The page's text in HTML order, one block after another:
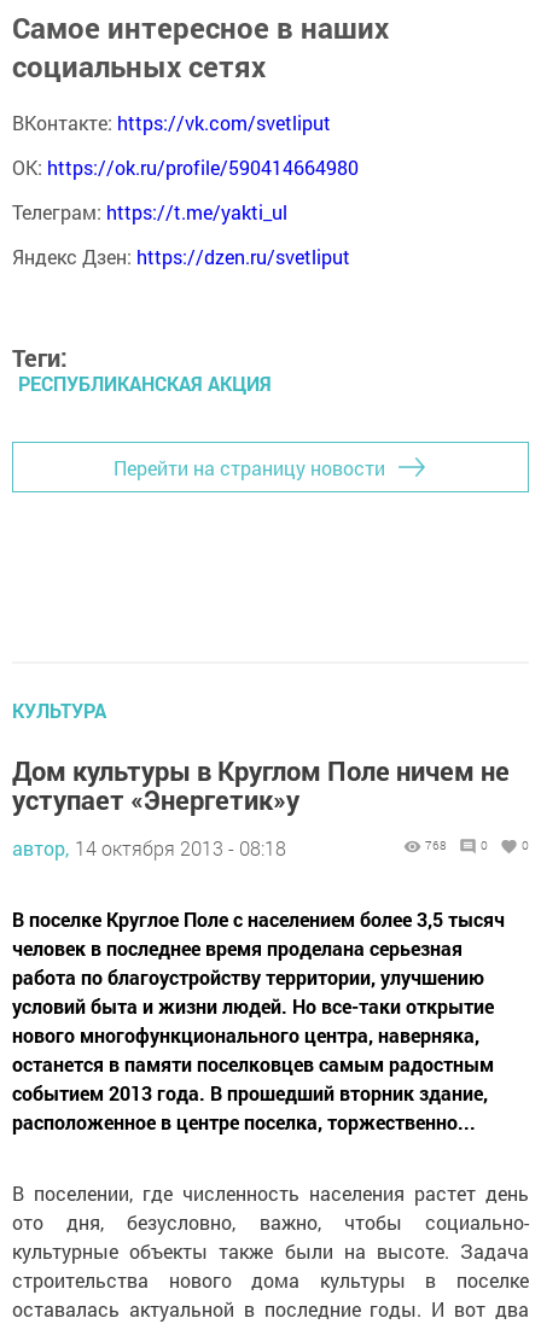
Самое интересное в наших
социальных сетях
ВКонтакте: https://vk.com/svetliput
ОК: https://ok.ru/profile/590414664980
Телеграм: https://t.me/yakti_ul
Яндекс Дзен: https://dzen.ru/svetliput
Теги:
РЕСПУБЛИКАНСКАЯ АКЦИЯ
Перейти на страницу новости
КУЛЬТУРА
Дом культуры в Круглом Поле ничем не
уступает «Энергетик»у
автор, 14 октября 2013 - 08:18 768 0 0
В поселке Круглое Поле с населением более 3,5 тысяч
человек в последнее время проделана серьезная
работа по благоустройству территории, улучшению
условий быта и жизни людей. Но все-таки открытие
нового многофункционального центра, наверняка,
останется в памяти поселковцев самым радостным
событием 2013 года. В прошедший вторник здание,
расположенное в центре поселка, торжественно...
В поселении, где численность населения растет день
ото дня, безусловно, важно, чтобы социально-
культурные объекты также были на высоте. Задача
строительства нового дома культуры в поселке
оставалась актуальной в последние годы. И вот два